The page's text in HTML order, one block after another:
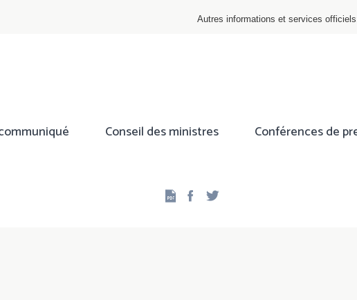
Autres informations et services
Conseil des ministres Conférences de
Facebook